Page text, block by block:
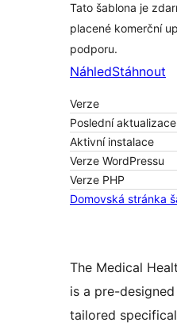
Tato šablona je
placené komerční
podporu.
NáhledStáhnout
Verze
Poslední aktualizace
Aktivní instalace
Verze WordPressu
Verze PHP
Domovská stránka
The Medical
is a pre-
tailored